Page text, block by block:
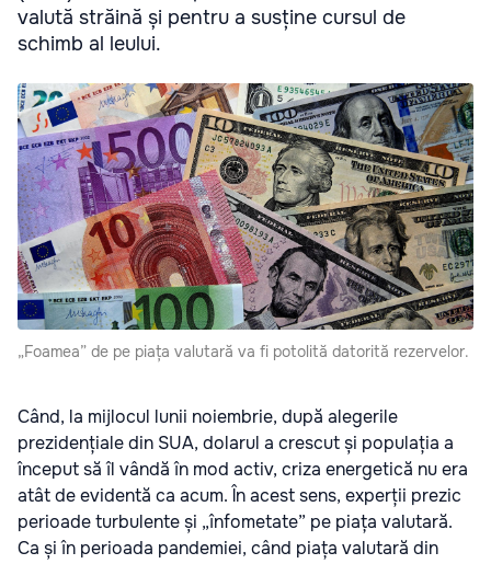
valută străină și pentru a susține cursul de
schimb al leului.
„Foamea” de pe piața valutară va fi potolită datorită rezervelor.
Când, la mijlocul lunii noiembrie, după alegerile
prezidențiale din SUA, dolarul a crescut și populația a
început să îl vândă în mod activ, criza energetică nu era
atât de evidentă ca acum. În acest sens, experții prezic
perioade turbulente și „înfometate” pe piața valutară.
Ca și în perioada pandemiei, când piața valutară din